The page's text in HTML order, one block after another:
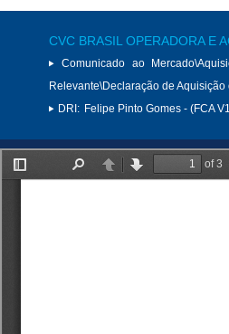
CVC BRASIL OPERADORA E
Comunicado ao
Relevante\Declaração de
DRI: Felipe Pinto Gomes - (FCA